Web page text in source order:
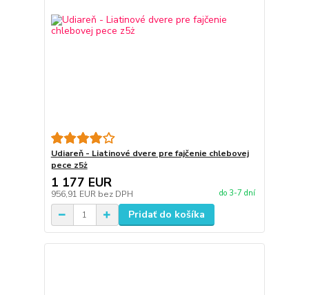
Udiareň - Liatinové dvere pre fajčenie chlebovej
pece z5ż
1 177 EUR
956,91 EUR bez DPH do 3-7 dní
Pridať do košíka